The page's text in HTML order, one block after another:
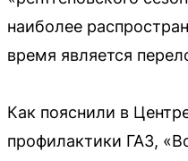
наиболее
время является
Как пояснили в
профилактики ГАЗ,